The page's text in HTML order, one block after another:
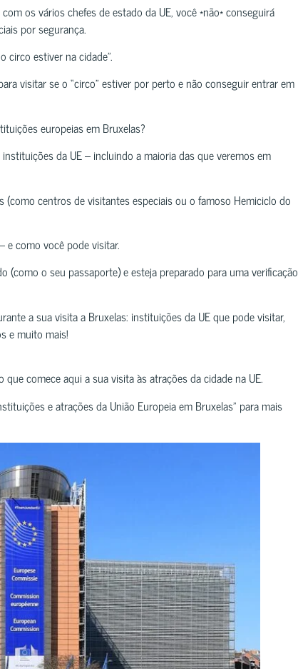
os vários chefes de estado da UE, você *não* conseguirá
por segurança.
circo estiver na cidade”.
visitar se o “circo” estiver por perto e não conseguir entrar em
europeias em Bruxelas?
da UE – incluindo a maioria das que veremos em
centros de visitantes especiais ou o famoso Hemiciclo do
e como você pode visitar.
o seu passaporte) e esteja preparado para uma verificação
a sua visita a Bruxelas: instituições da UE que pode visitar,
e muito mais!
comece aqui a sua visita às atrações da cidade na UE.
e atrações da União Europeia em Bruxelas” para mais